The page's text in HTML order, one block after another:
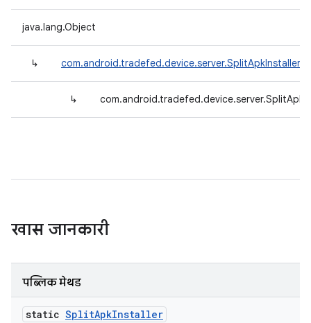
java.lang.Object
↳
↳
खास जानकारी
पब्लिक मेथड
static SplitApkInstaller